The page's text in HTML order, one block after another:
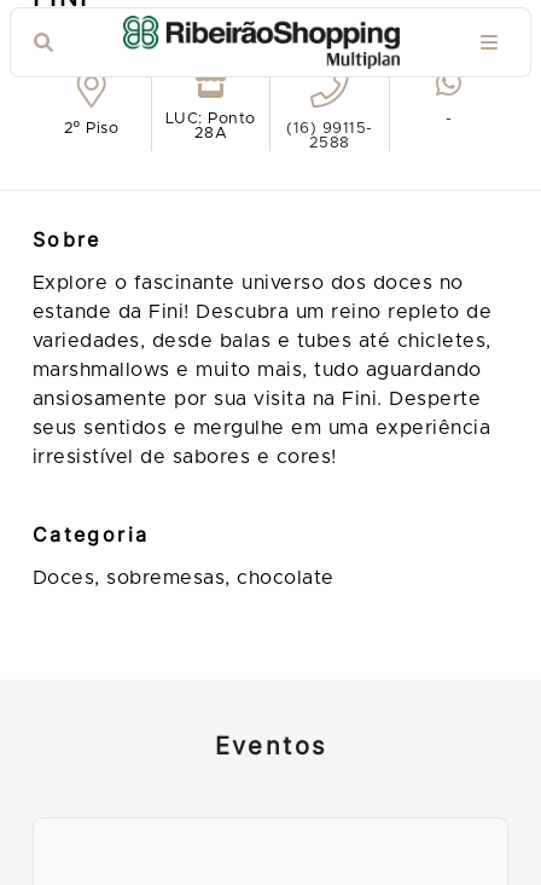
Ver no mapa
2º Piso
LUC: Ponto
28A
(16) 99115-
2588
-
Sobre
Explore o fascinante universo dos doces no
estande da Fini! Descubra um reino repleto de
variedades, desde balas e tubes até chicletes,
marshmallows e muito mais, tudo aguardando
ansiosamente por sua visita na Fini. Desperte
seus sentidos e mergulhe em uma experiência
irresistível de sabores e cores!
Categoria
Doces, sobremesas, chocolate
Eventos